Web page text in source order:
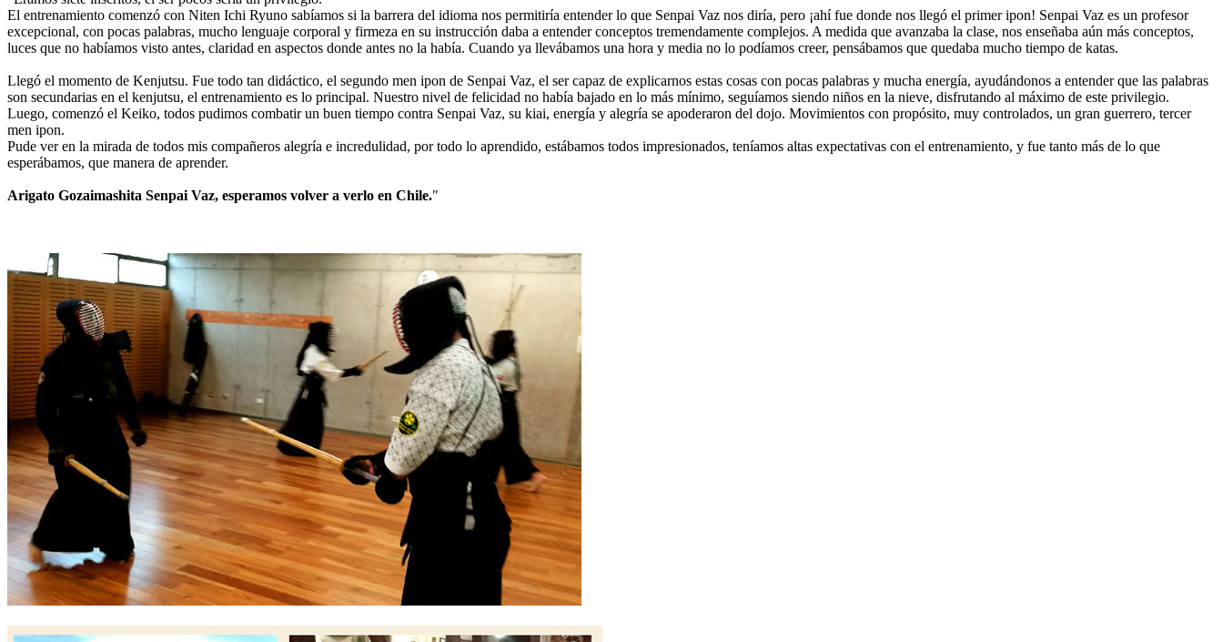
El entrenamiento comenzó con Niten Ichi Ryuno sabíamos si la barrera del idioma nos permitiría entender lo que Senpai Vaz nos diría, pero ¡ahí fue donde nos llegó el primer ipon! Senpai Vaz es un profesor
excepcional, con pocas palabras, mucho lenguaje corporal y firmeza en su instrucción daba a entender conceptos tremendamente complejos. A medida que avanzaba la clase, nos enseñaba aún más conceptos,
luces que no habíamos visto antes, claridad en aspectos donde antes no la había. Cuando ya llevábamos una hora y media no lo podíamos creer, pensábamos que quedaba mucho tiempo de katas.
Llegó el momento de Kenjutsu. Fue todo tan didáctico, el segundo men ipon de Senpai Vaz, el ser capaz de explicarnos estas cosas con pocas palabras y mucha energía, ayudándonos a entender que las palabras
son secundarias en el kenjutsu, el entrenamiento es lo principal. Nuestro nivel de felicidad no había bajado en lo más mínimo, seguíamos siendo niños en la nieve, disfrutando al máximo de este privilegio.
Luego, comenzó el Keiko, todos pudimos combatir un buen tiempo contra Senpai Vaz, su kiai, energía y alegría se apoderaron del dojo. Movimientos con propósito, muy controlados, un gran guerrero, tercer
men ipon.
Pude ver en la mirada de todos mis compañeros alegría e incredulidad, por todo lo aprendido, estábamos todos impresionados, teníamos altas expectativas con el entrenamiento, y fue tanto más de lo que
esperábamos, que manera de aprender.
Arigato Gozaimashita Senpai Vaz, esperamos volver a verlo en Chile."